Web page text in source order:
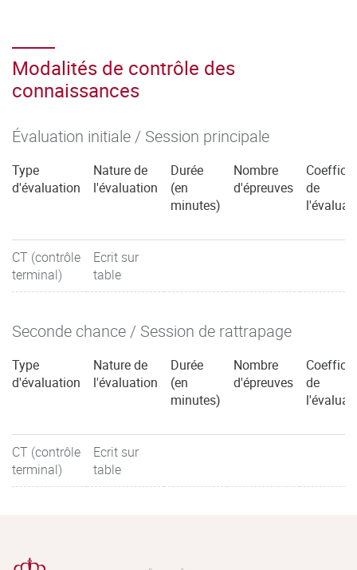
Modalités de contrôle des
connaissances
Évaluation initiale / Session principale
Type
d'évaluation
Nature de
l'évaluation
Durée
(en
minutes)
Nombre
d'épreuves
de
CT (contrôle
terminal)
Ecrit sur
table
Seconde chance / Session de rattrapage
Type
d'évaluation
Nature de
l'évaluation
Durée
(en
minutes)
Nombre
d'épreuves
de
CT (contrôle
terminal)
Ecrit sur
table